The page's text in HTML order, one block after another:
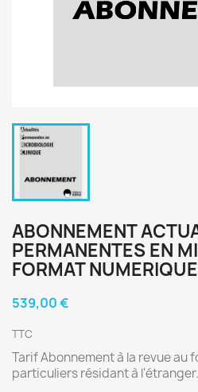
ABONNEMENT
PERMANENTES EN
FORMAT
539,00 €
TTC
Tarif Abonnement à la revue au
particuliers résidant à l'étranger.